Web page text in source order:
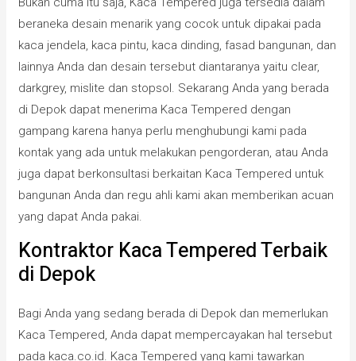
beraneka desain menarik yang cocok untuk dipakai pada
kaca jendela, kaca pintu, kaca dinding, fasad bangunan, dan
lainnya Anda dan desain tersebut diantaranya yaitu clear,
darkgrey, mislite dan stopsol. Sekarang Anda yang berada
di Depok dapat menerima Kaca Tempered dengan
gampang karena hanya perlu menghubungi kami pada
kontak yang ada untuk melakukan pengorderan, atau Anda
juga dapat berkonsultasi berkaitan Kaca Tempered untuk
bangunan Anda dan regu ahli kami akan memberikan acuan
yang dapat Anda pakai.
Kontraktor Kaca Tempered Terbaik
di Depok
Bagi Anda yang sedang berada di Depok dan memerlukan
Kaca Tempered, Anda dapat mempercayakan hal tersebut
pada kaca.co.id. Kaca Tempered yang kami tawarkan